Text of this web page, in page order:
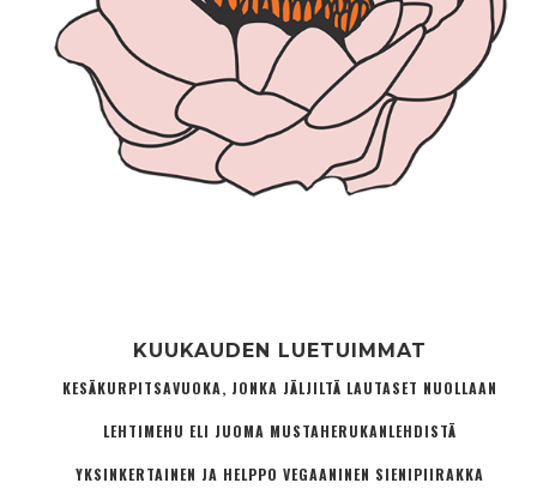
KUUKAUDEN LUETUIMMAT
KESÄKURPITSAVUOKA, JONKA JÄLJILTÄ LAUTASET NUOLLAAN
LEHTIMEHU ELI JUOMA MUSTAHERUKANLEHDISTÄ
YKSINKERTAINEN JA HELPPO VEGAANINEN SIENIPIIRAKKA